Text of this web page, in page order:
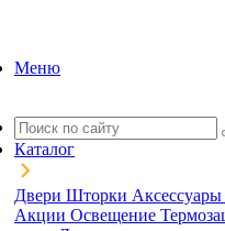
Меню
Каталог
Двери Шторки Аксессуары
Акции Освещение